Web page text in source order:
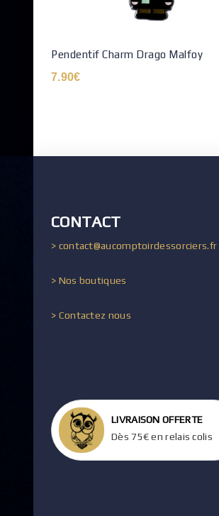
Pendentif Charm Drago Malfoy
7.90€
CONTACT
> contact@aucomptoirdessorciers.fr
> Nos boutiques
> Contactez nous
LIVRAISON OFFERTE
Dès 75€ en relais colis